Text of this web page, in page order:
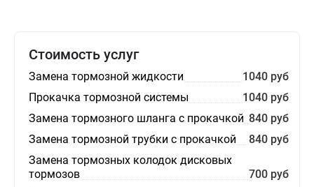
Стоимость услуг
Замена тормозной жидкости
1040 руб
Прокачка тормозной системы
1040 руб
Замена тормозного шланга с прокачкой 840 руб
Замена тормозной трубки с прокачкой
840 руб
Замена тормозных колодок дисковых
тормозов
700 руб